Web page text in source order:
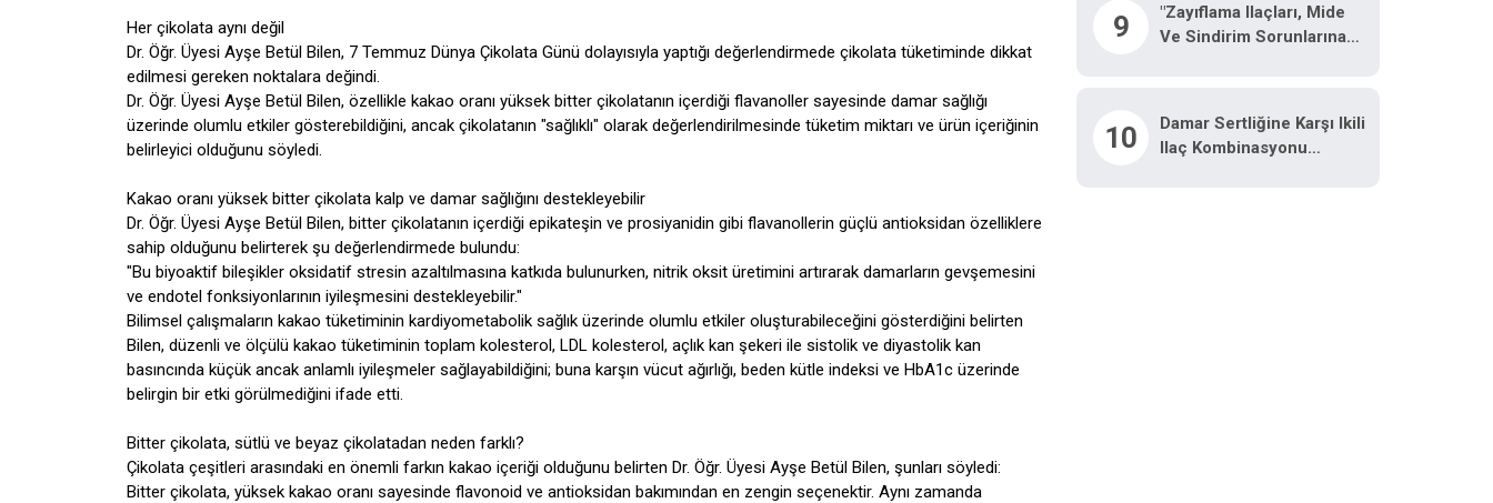
Her çikolata aynı değil
Dr. Öğr. Üyesi Ayşe Betül Bilen, 7 Temmuz Dünya Çikolata Günü dolayısıyla yaptığı değerlendirmede çikolata tüketiminde dikkat
edilmesi gereken noktalara değindi.
Dr. Öğr. Üyesi Ayşe Betül Bilen, özellikle kakao oranı yüksek bitter çikolatanın içerdiği flavanoller sayesinde damar sağlığı
üzerinde olumlu etkiler gösterebildiğini, ancak çikolatanın "sağlıklı" olarak değerlendirilmesinde tüketim miktarı ve ürün içeriğinin
belirleyici olduğunu söyledi.
Kakao oranı yüksek bitter çikolata kalp ve damar sağlığını destekleyebilir
Dr. Öğr. Üyesi Ayşe Betül Bilen, bitter çikolatanın içerdiği epikateşin ve prosiyanidin gibi flavanollerin güçlü antioksidan özelliklere
sahip olduğunu belirterek şu değerlendirmede bulundu:
"Bu biyoaktif bileşikler oksidatif stresin azaltılmasına katkıda bulunurken, nitrik oksit üretimini artırarak damarların gevşemesini
ve endotel fonksiyonlarının iyileşmesini destekleyebilir."
Bilimsel çalışmaların kakao tüketiminin kardiyometabolik sağlık üzerinde olumlu etkiler oluşturabileceğini gösterdiğini belirten
Bilen, düzenli ve ölçülü kakao tüketiminin toplam kolesterol, LDL kolesterol, açlık kan şekeri ile sistolik ve diyastolik kan
basıncında küçük ancak anlamlı iyileşmeler sağlayabildiğini; buna karşın vücut ağırlığı, beden kütle indeksi ve HbA1c üzerinde
belirgin bir etki görülmediğini ifade etti.
Bitter çikolata, sütlü ve beyaz çikolatadan neden farklı?
Çikolata çeşitleri arasındaki en önemli farkın kakao içeriği olduğunu belirten Dr. Öğr. Üyesi Ayşe Betül Bilen, şunları söyledi:
Bitter çikolata, yüksek kakao oranı sayesinde flavonoid ve antioksidan bakımından en zengin seçenektir. Aynı zamanda
9
"Zayıflama Ilaçları, Mide
Ve Sindirim Sorunlarına
10
Damar Sertliğine Karşı Ikili
Ilaç Kombinasyonu